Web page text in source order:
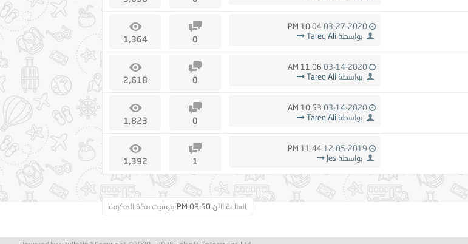
0
1,364
10:04 PM
بواسطةTareq Ali
0
2,618
11:06 AM
بواسطةTareq Ali
0
1,823
10:53 AM
بواسطةTareq Ali
1
1,392
11:44 PM
بواسطةJes
الساعة الآن 09:50 PM بتوقيت مكة المكرمة